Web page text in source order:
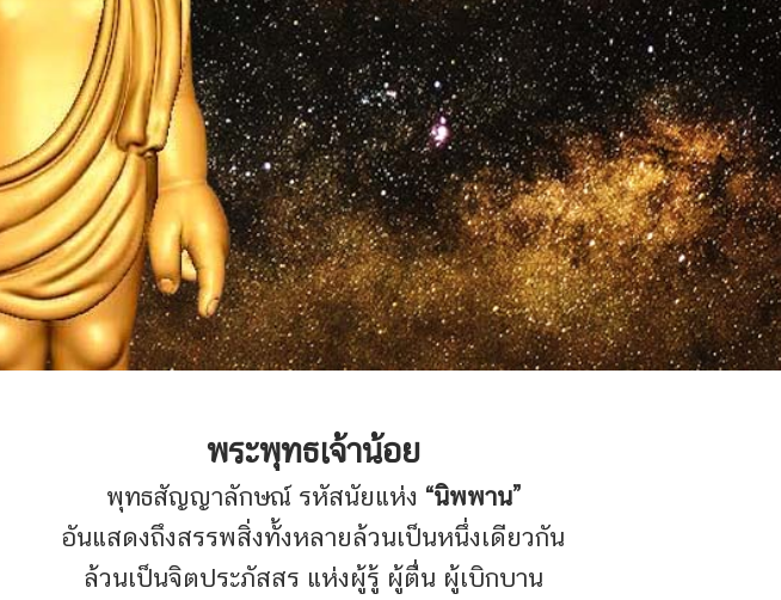
พระพุทธเจ้าน้อย
พุทธสัญญาลักษณ์ รหัสนัยแห่ง “นิพพาน”
อันแสดงถึงสรรพสิ่งทั้งหลายล้วนเป็นหนึ่งเดียวกัน
ล้วนเป็นจิตประภัสสร แห่งผู้รู้ ผู้ตื่น ผู้เบิกบาน